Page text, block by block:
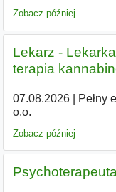
Zobacz później
Lekarz -
terapia
07.08.2026| Pełny
o.o.
Zobacz później